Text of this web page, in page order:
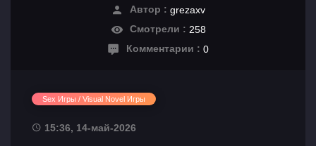
Автор : grezaxv
Смотрели : 258
Комментарии : 0
Sex Игры / Visual Novel Игры
15:36, 14-май-2026